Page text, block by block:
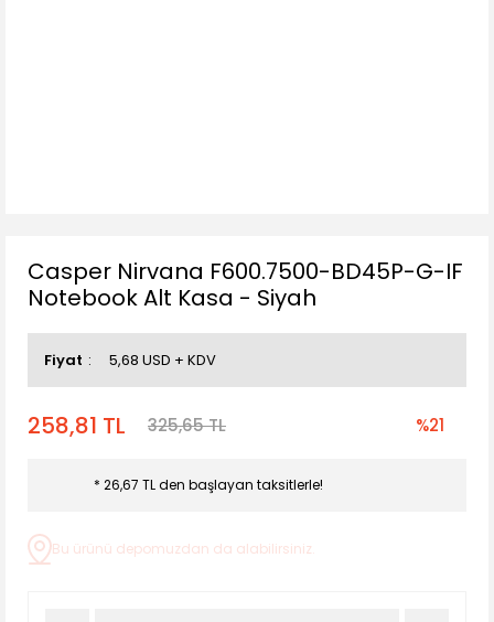
Casper Nirvana F600.7500-BD45P-G-IF
Notebook Alt Kasa - Siyah
Fiyat 5,68 USD + KDV
258,81 TL 325,65 TL %21
* 26,67 TL den başlayan taksitlerle!
Bu ürünü depomuzdan da alabilirsiniz.